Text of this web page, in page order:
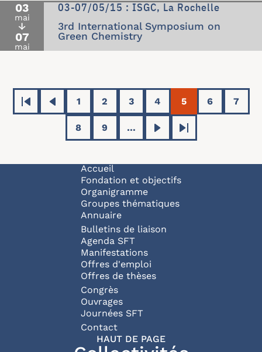
03
mai
↓
07
mai
03-07/05/15 : ISGC, La Rochelle
3rd International Symposium on
Green Chemistry
Pagination
Première page
Page précédente
Page
1 Page
2 Page
3 Page
4 Page courante
5 Page
6 Page
7
Page
8 Page
9 … Page suivante
Dernière page
Navigation principale
Accueil
Fondation et objectifs
Organigramme
Groupes thématiques
Annuaire
Bulletins de liaison
Agenda SFT
Manifestations
Offres d'emploi
Offres de thèses
Congrès
Ouvrages
Journées SFT
Pied de page
Contact
HAUT DE PAGE